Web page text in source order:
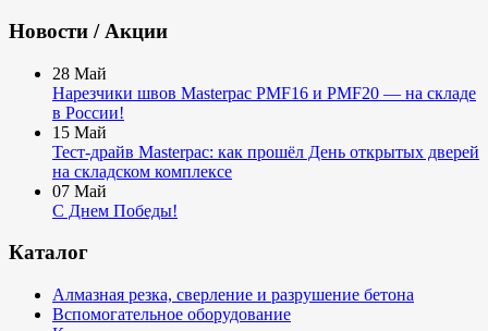
Новости / Акции
28 Май
Нарезчики швов Masterpac PMF16 и PMF20 — на складе
в России!
15 Май
Тест-драйв Masterpac: как прошёл День открытых дверей
на складском комплексе
07 Май
С Днем Победы!
Каталог
Алмазная резка, сверление и разрушение бетона
Вспомогательное оборудование